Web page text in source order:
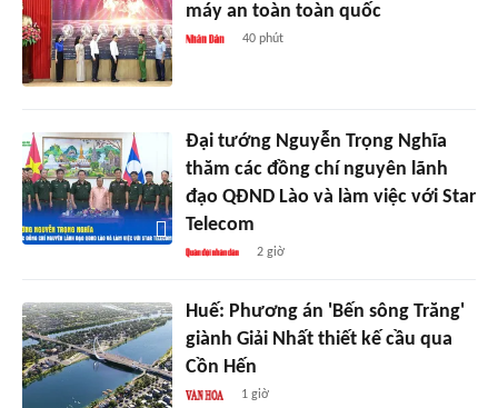
máy an toàn toàn quốc
40 phút
Đại tướng Nguyễn Trọng Nghĩa
thăm các đồng chí nguyên lãnh
đạo QĐND Lào và làm việc với Star
Telecom
2 giờ
Huế: Phương án 'Bến sông Trăng'
giành Giải Nhất thiết kế cầu qua
Cồn Hến
1 giờ